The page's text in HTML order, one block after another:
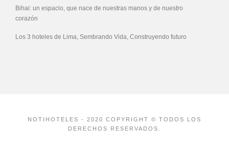
Bihai: un espacio, que nace de nuestras manos y de nuestro
corazón
Los 3 hoteles de Lima, Sembrando Vida, Construyendo futuro
NOTIHOTELES - 2020 COPYRIGHT © TODOS LOS
DERECHOS RESERVADOS.